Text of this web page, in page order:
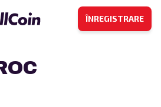
ÎNREGISTRARE